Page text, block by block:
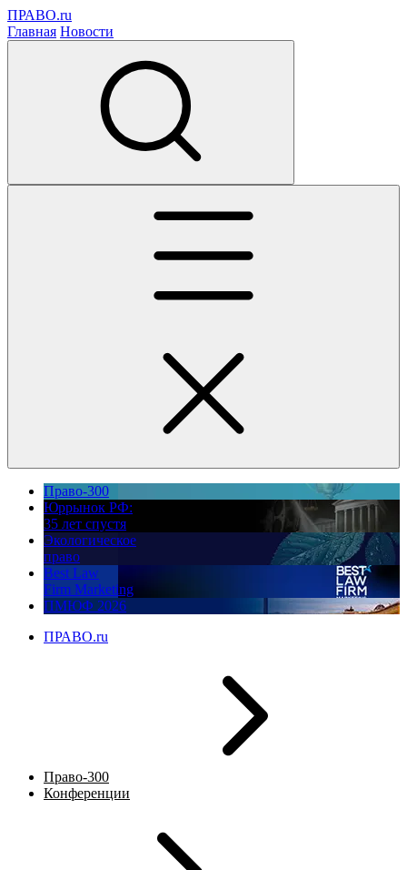
ПРАВО.ru
Главная Новости
Право-300
Юррынок РФ:
35 лет спустя
Экологическое
право
Best Law
Firm Marketing
ПМЮФ 2026
ПРАВО.ru
Право-300
Конференции